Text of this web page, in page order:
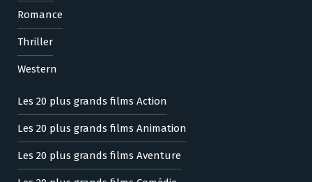
Romance
Thriller
Western
Les 20 plus grands films Action
Les 20 plus grands films Animation
Les 20 plus grands films Aventure